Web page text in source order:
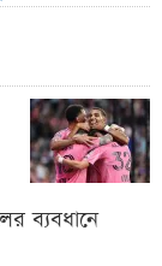
ব্যবধানে